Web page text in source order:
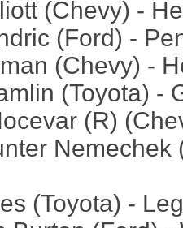
(Chevy) -
(Ford) -
(Chevy) -
(Toyota) -
(R)
Nemechek
(Toyota) -